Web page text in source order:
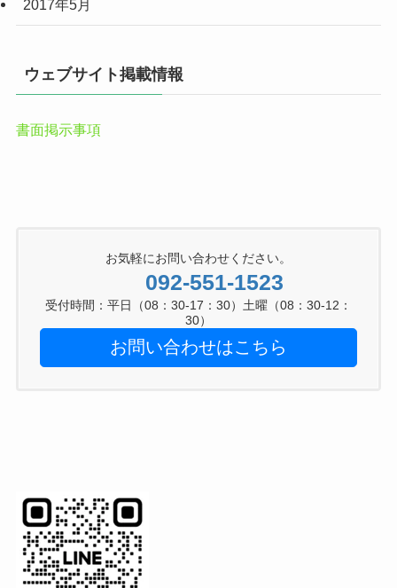
2017年5月
ウェブサイト掲載情報
書面掲示事項
お気軽にお問い合わせください。
092-551-1523
受付時間：平日（08：30-17：30）土曜（08：30-12：
30）
お問い合わせはこちら